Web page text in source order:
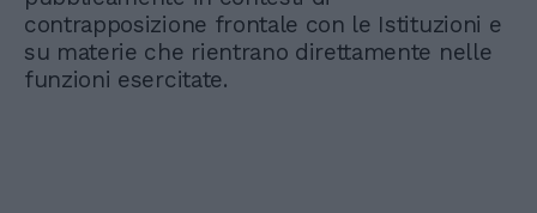
contrapposizione frontale con le Istituzioni e
su materie che rientrano direttamente nelle
funzioni esercitate.